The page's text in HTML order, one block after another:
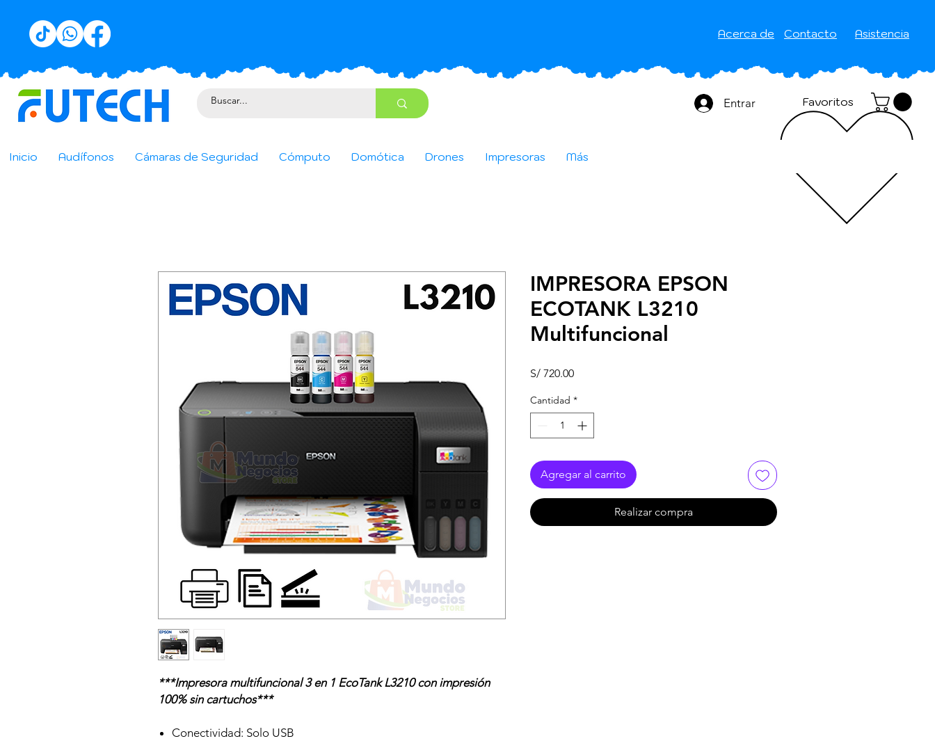
Acerca de Contacto Asistencia
Entrar Favoritos
Inicio Audífonos Cámaras de Seguridad Cómputo Domótica Drones Impresoras Más
***Impresora multifuncional 3 en 1 EcoTank L3210 con impresión
100% sin cartuchos***
Conectividad: Solo USB
IMPRESORA EPSON
ECOTANK L3210
Multifuncional
S/ 720.00Precio
Cantidad *
Agregar al carrito
Realizar compra